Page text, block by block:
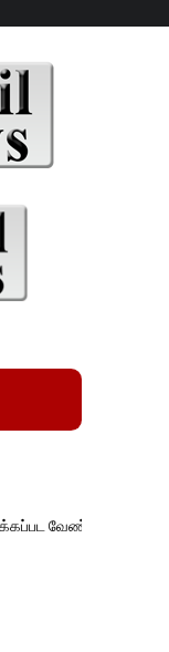
எதிர்க்கட்சித் தலைவர்